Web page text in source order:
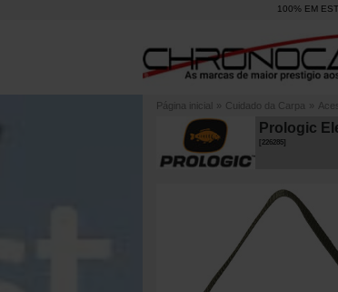
100% EM
Página inicial » Cuidado da Carpa »
Prologic
226285]